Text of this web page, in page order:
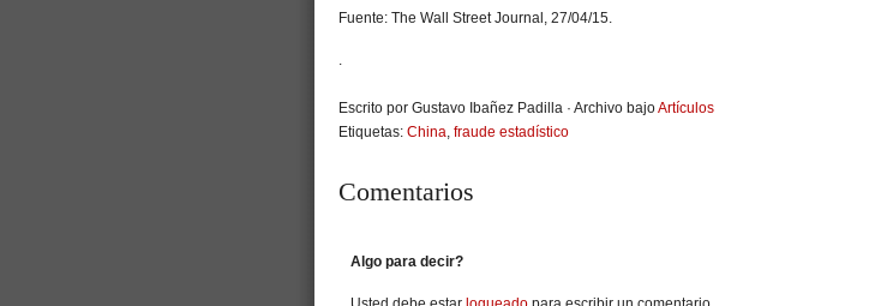
Fuente: The Wall Street Journal, 27/04/15.
.
Escrito por Gustavo Ibañez Padilla · Archivo bajoArtículos
Etiquetas: China, fraude estadístico
Comentarios
Algo para decir?